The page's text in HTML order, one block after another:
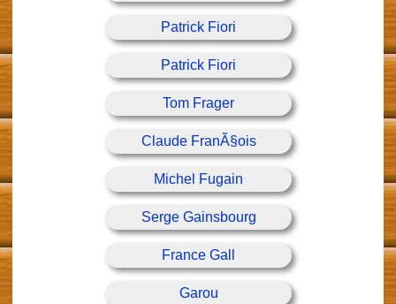
Patrick Fiori
Patrick Fiori
Tom Frager
Claude FranÃ§ois
Michel Fugain
Serge Gainsbourg
France Gall
Garou